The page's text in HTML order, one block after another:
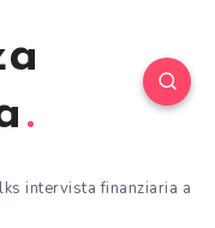
intervista finanziaria a